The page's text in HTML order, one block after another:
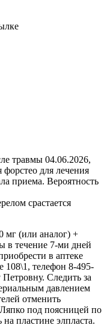
травмы 04.06.2026,
форстео для лечения
приема. Вероятность
срастается
мг (или аналог) +
в течение 7-ми дней
в аптеке
108\1, телефон 8-495-
Следить за
давлением
отменить
под поясницей по
пластине элпласта.